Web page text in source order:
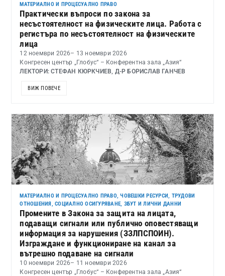
МАТЕРИАЛНО И ПРОЦЕСУАЛНО ПРАВО
Практически въпроси по закона за
несъстоятелност на физическите лица. Работа с
регистъра по несъстоятелност на физическите
лица
12 ноември 2026– 13 ноември 2026
Конгресен център „Глобус“ – Конферентна зала „Азия“
ЛЕКТОРИ: СТЕФАН КЮРКЧИЕВ, Д-Р БОРИСЛАВ ГАНЧЕВ
ВИЖ ПОВЕЧЕ
МАТЕРИАЛНО И ПРОЦЕСУАЛНО ПРАВО,ЧОВЕШКИ РЕСУРСИ, ТРУДОВИ
ОТНОШЕНИЯ, СОЦИАЛНО ОСИГУРЯВАНЕ, ЗБУТ И ЛИЧНИ ДАННИ
Промените в Закона за защита на лицата,
подаващи сигнали или публично оповестяващи
информация за нарушения (ЗЗЛПСПОИН).
Изграждане и функциониране на канал за
вътрешно подаване на сигнали
10 ноември 2026– 11 ноември 2026
Конгресен център „Глобус“ – Конферентна зала „Азия“